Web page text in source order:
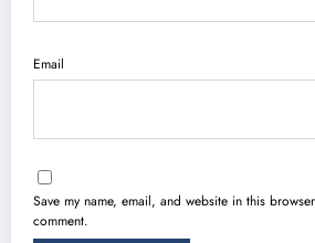
Email
Save my name, email, and website in this
comment.